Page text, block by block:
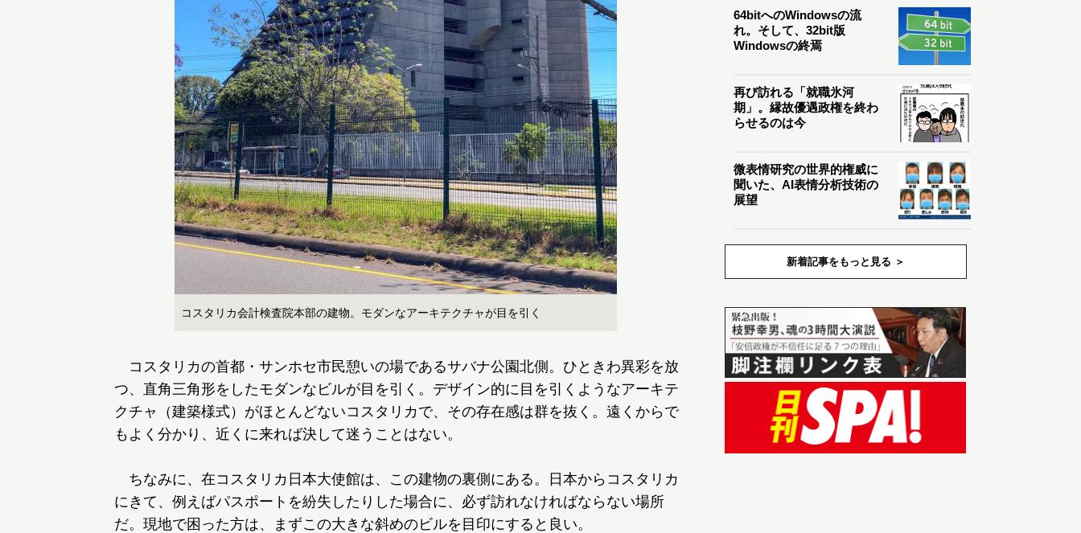
コスタリカ会計検査院本部の建物。モダンなアーキテクチャが目を引く
コスタリカの首都・サンホセ市民憩いの場であるサバナ公園北側。ひときわ異彩を放
つ、直角三角形をしたモダンなビルが目を引く。デザイン的に目を引くようなアーキテ
クチャ（建築様式）がほとんどないコスタリカで、その存在感は群を抜く。遠くからで
もよく分かり、近くに来れば決して迷うことはない。
ちなみに、在コスタリカ日本大使館は、この建物の裏側にある。日本からコスタリカ
にきて、例えばパスポートを紛失したりした場合に、必ず訪れなければならない場所
だ。現地で困った方は、まずこの大きな斜めのビルを目印にすると良い。
64bitへのWindowsの流
れ。そして、32bit版
Windowsの終焉
再び訪れる「就職氷河
期」。縁故優遇政権を終わ
らせるのは今
微表情研究の世界的権威に
聞いた、AI表情分析技術の
展望
新着記事をもっと見る